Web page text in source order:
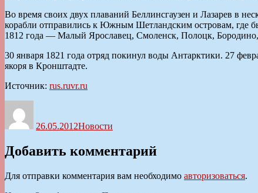
Во время своих двух плаваний Беллинсгаузен и Лазарев в
корабли отправились к Южным Шетландским островам, где
1812 года — Малый Ярославец, Смоленск, Полоцк,
30 января 1821 года отряд покинул воды Антарктики. 27
якоря в Кронштадте.
Источник: rus.ruvr.ru
26.05.2012Новости
Добавить комментарий
Для отправки комментария вам необходимо авторизоваться.